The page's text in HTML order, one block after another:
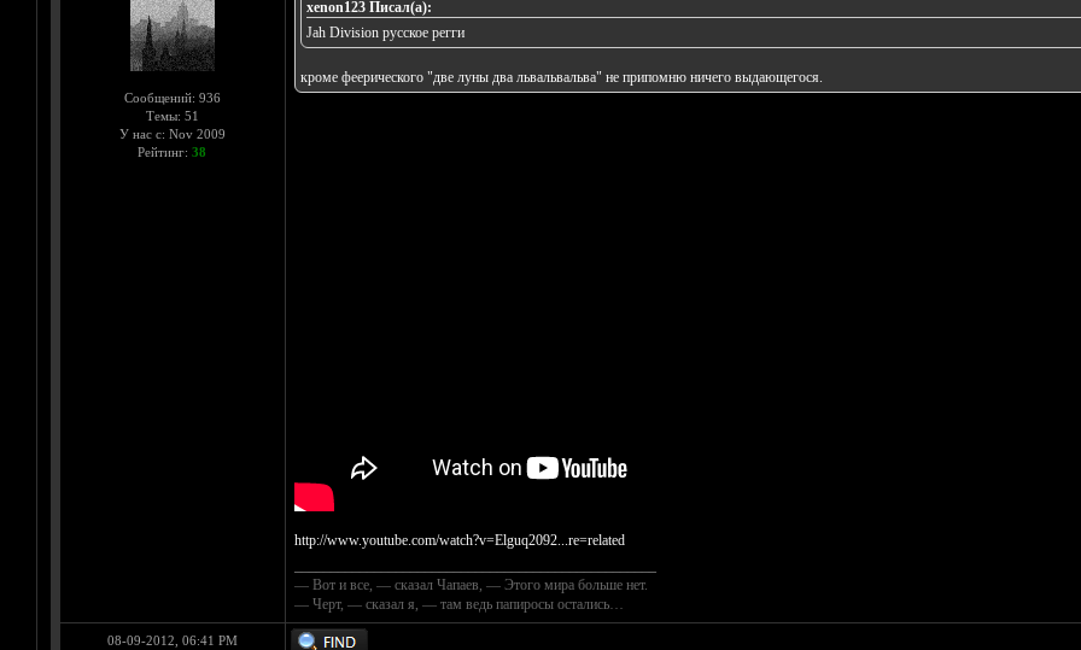
Сообщений: 936
Темы: 51
У нас с: Nov 2009
Рейтинг: 38
xenon123 Писал(а):
Jah Division русское регги
кроме феерического "две луны два львальвальва" не припомню ничего выдающегося.
http://www.youtube.com/watch?v=Elguq2092...re=related
— Вот и все, — сказал Чапаев, — Этого мира больше нет.
— Черт, — сказал я, — там ведь папиросы остались…
08-09-2012, 06:41 PM